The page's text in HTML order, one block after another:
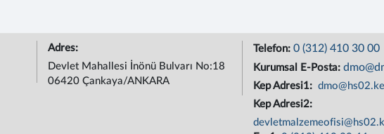
Adres:
Devlet Mahallesi İnönü Bulvarı No:18
06420 Çankaya/ANKARA
Telefon: 0 (312) 410 30 00
Kurumsal E-Posta:
Kep Adresi1:
Kep Adresi2: